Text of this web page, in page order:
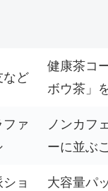
など
健康茶コ
ボウ茶」
ァ
ノンカフ
ーに並ぶ
ョ 大容量パ